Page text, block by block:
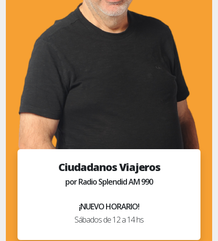
Ciudadanos Viajeros
por Radio Splendid AM 990
¡NUEVO HORARIO!
Sábados de 12 a 14 hs